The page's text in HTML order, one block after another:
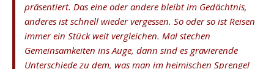
präsentiert. Das eine oder andere bleibt im Gedächtnis,
anderes ist schnell wieder vergessen. So oder so ist Reisen
immer ein Stück weit vergleichen. Mal stechen
Gemeinsamkeiten ins Auge, dann sind es gravierende
Unterschiede zu dem, was man im heimischen Sprengel